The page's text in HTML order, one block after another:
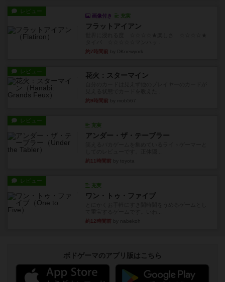
レビュー
画像付き 充実
フラットアイアン
約7時間前
レビュー 花火：スターマイン
約9時間前
レビュー
充実
アンダー・ザ・テーブラー
約11時間前
レビュー
充実
ワン・トゥ・ファイブ
約12時間前
ボドゲーマのアプリ版はこちら